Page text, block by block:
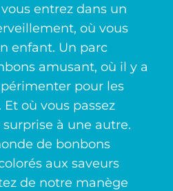
entrez dans un
où vous
enfant. Un parc
amusant, où il y a
pour les
où vous passez
à une autre.
de bonbons
aux saveurs
de notre manège